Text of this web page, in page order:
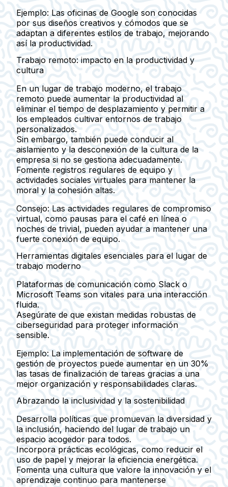
Ejemplo: Las oficinas de Google son conocidas
por sus diseños creativos y cómodos que se
adaptan a diferentes estilos de trabajo, mejorando
así la productividad.
Trabajo remoto: impacto en la productividad y
cultura
En un lugar de trabajo moderno, el trabajo
remoto puede aumentar la productividad al
eliminar el tiempo de desplazamiento y permitir a
los empleados cultivar entornos de trabajo
personalizados.
Sin embargo, también puede conducir al
aislamiento y la desconexión de la cultura de la
empresa si no se gestiona adecuadamente.
Fomente registros regulares de equipo y
actividades sociales virtuales para mantener la
moral y la cohesión altas.
Consejo: Las actividades regulares de compromiso
virtual, como pausas para el café en línea o
noches de trivial, pueden ayudar a mantener una
fuerte conexión de equipo.
Herramientas digitales esenciales para el lugar de
trabajo moderno
Plataformas de comunicación como Slack o
Microsoft Teams son vitales para una interacción
fluida.
Asegúrate de que existan medidas robustas de
ciberseguridad para proteger información
sensible.
Ejemplo: La implementación de software de
gestión de proyectos puede aumentar en un 30%
las tasas de finalización de tareas gracias a una
mejor organización y responsabilidades claras.
Abrazando la inclusividad y la sostenibilidad
Desarrolla políticas que promuevan la diversidad y
la inclusión, haciendo del lugar de trabajo un
espacio acogedor para todos.
Incorpora prácticas ecológicas, como reducir el
uso de papel y mejorar la eficiencia energética.
Fomenta una cultura que valore la innovación y el
aprendizaje continuo para mantenerse